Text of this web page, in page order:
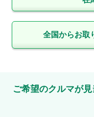
全国からお取
ご希望のクルマが